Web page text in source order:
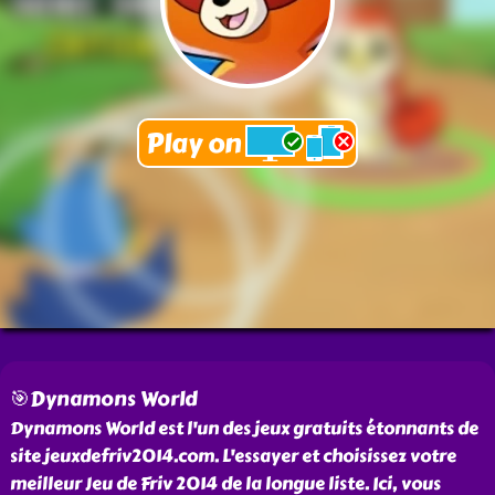
🎯Dynamons World
Dynamons World est l'un des jeux gratuits étonnants de
site jeuxdefriv2014.com. L'essayer et choisissez votre
meilleur Jeu de Friv 2014 de la longue liste. Ici, vous